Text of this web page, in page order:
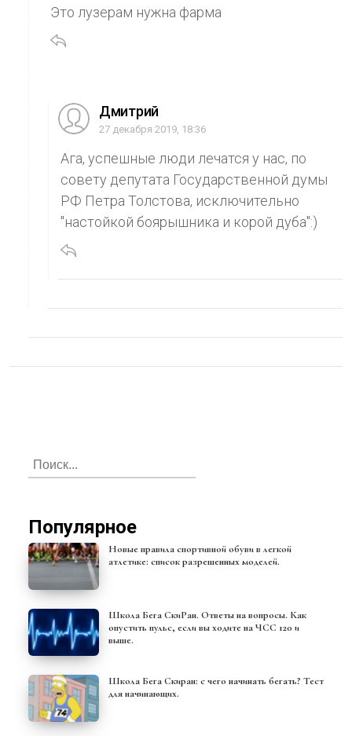
Это лузерам нужна фарма
Дмитрий
27 декабря 2019, 18:36
Ага, успешные люди лечатся у нас, по
совету депутата Государственной думы
РФ Петра Толстова, исключительно
"настойкой боярышника и корой дуба":)
Популярное
Новые правила спортивной обуви в легкой
атлетике: список разрешенных моделей.
Школа Бега СкиРан. Ответы на вопросы. Как
опустить пульс, если вы ходите на ЧСС 120 и
выше.
Школа Бега Скиран: с чего начинать бегать? Тест
для начинающих.